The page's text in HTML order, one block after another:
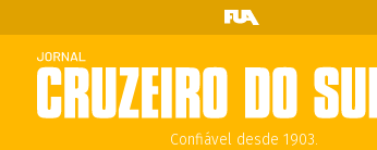
Confiável desde 1903.